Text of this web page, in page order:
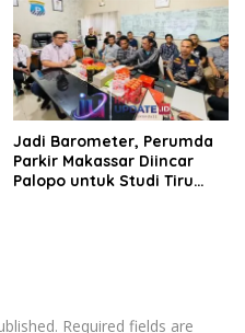
Jadi Barometer, Perumda
Parkir Makassar Diincar
Palopo untuk Studi Tiru
Required fields are